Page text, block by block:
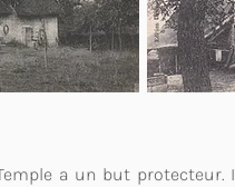
Temple a un but